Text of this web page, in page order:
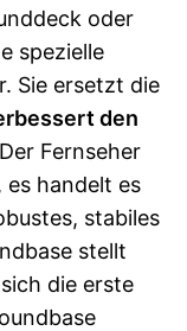
oder
spezielle
Sie ersetzt die
den
Fernseher
handelt es
stabiles
stellt
die erste